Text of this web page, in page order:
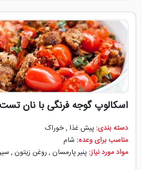
اسکالوپ گوجه فرنگی با نان تست
دسته بندی: پیش غذا ,خوراک
مناسب برای وعده: شام
مواد مورد نیاز: پنیر پارمسان , روغن زیتون ,